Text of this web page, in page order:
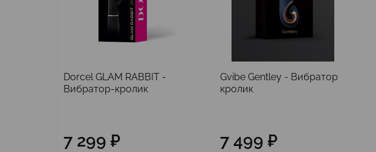
Dorcel GLAM RABBIT -
Вибратор-кролик
7 299 ₽
Gvibe Gentley - Вибратор
кролик
7 499 ₽